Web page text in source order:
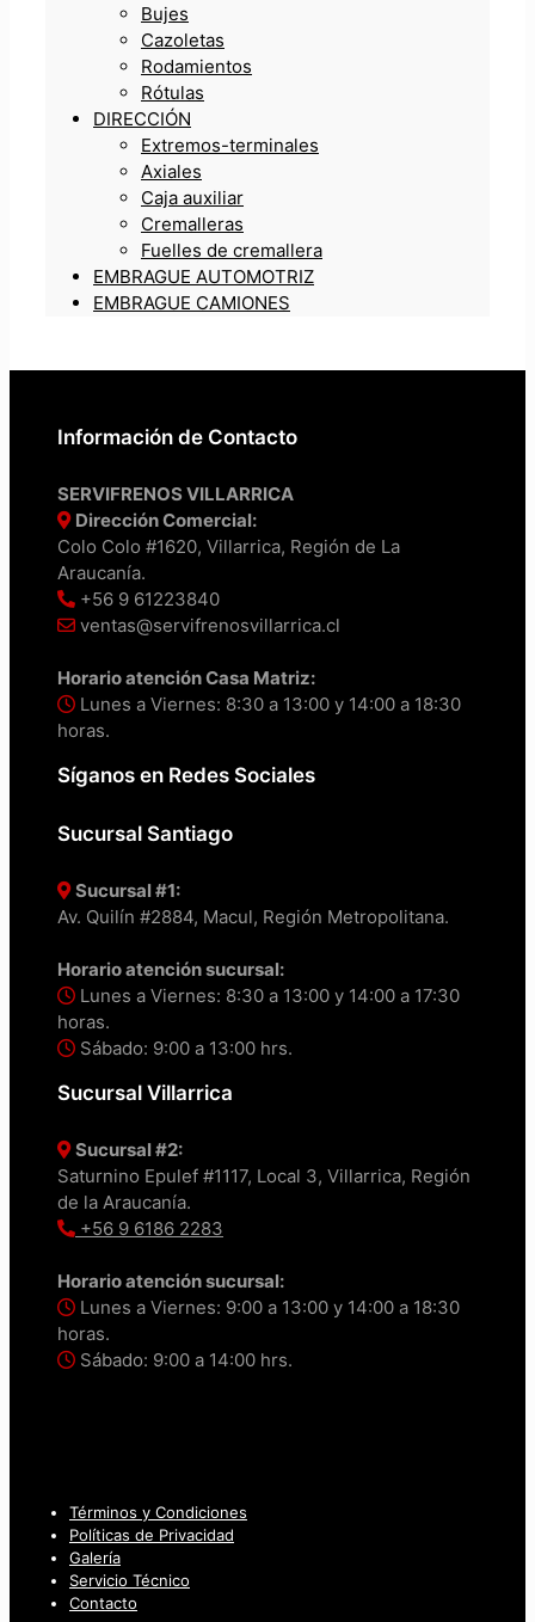
Bujes
Cazoletas
Rodamientos
Rótulas
DIRECCIÓN
Extremos-terminales
Axiales
Caja auxiliar
Cremalleras
Fuelles de cremallera
EMBRAGUE AUTOMOTRIZ
EMBRAGUE CAMIONES
Información de Contacto
SERVIFRENOS VILLARRICA
Dirección Comercial:
Colo Colo #1620, Villarrica, Región de La
Araucanía.
+56 9 61223840
ventas@servifrenosvillarrica.cl
Horario atención Casa Matriz:
Lunes a Viernes: 8:30 a 13:00 y 14:00 a 18:30
horas.
Síganos en Redes Sociales
Sucursal Santiago
Sucursal #1:
Av. Quilín #2884, Macul, Región Metropolitana.
Horario atención sucursal:
Lunes a Viernes: 8:30 a 13:00 y 14:00 a 17:30
horas.
Sábado: 9:00 a 13:00 hrs.
Sucursal Villarrica
Sucursal #2:
Saturnino Epulef #1117, Local 3, Villarrica, Región
de la Araucanía.
+56 9 6186 2283
Horario atención sucursal:
Lunes a Viernes: 9:00 a 13:00 y 14:00 a 18:30
horas.
Sábado: 9:00 a 14:00 hrs.
Términos y Condiciones
Políticas de Privacidad
Galería
Servicio Técnico
Contacto